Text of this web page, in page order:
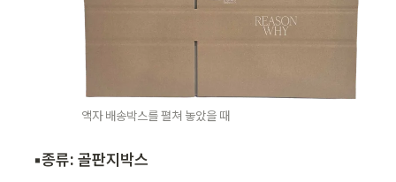
액자 배송박스를 펼쳐 놓았을 때
▪️종류: 골판지박스